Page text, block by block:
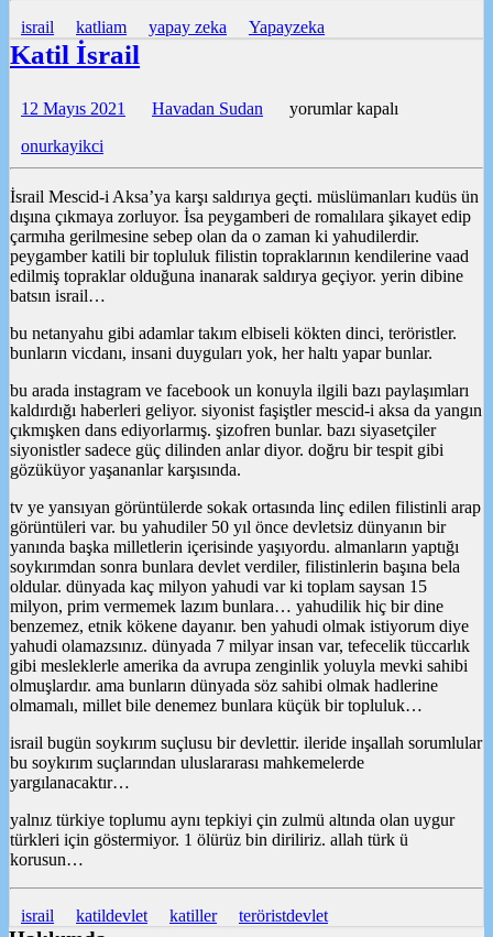
israil katliam yapay zeka Yapayzeka
Katil İsrail
12 Mayıs 2021 Havadan Sudan
Katil
yorumlar kapalı
onurkayikci
İsrail Mescid-i Aksa’ya karşı saldırıya geçti. müslümanları kudüs ün
dışına çıkmaya zorluyor. İsa peygamberi de romalılara şikayet edip
çarmıha gerilmesine sebep olan da o zaman ki yahudilerdir.
peygamber katili bir topluluk filistin topraklarının kendilerine vaad
edilmiş topraklar olduğuna inanarak saldırya geçiyor. yerin dibine
batsın israil…
bu netanyahu gibi adamlar takım elbiseli kökten dinci, teröristler.
bunların vicdanı, insani duyguları yok, her haltı yapar bunlar.
bu arada instagram ve facebook un konuyla ilgili bazı paylaşımları
kaldırdığı haberleri geliyor. siyonist faşiştler mescid-i aksa da yangın
çıkmışken dans ediyorlarmış. şizofren bunlar. bazı siyasetçiler
siyonistler sadece güç dilinden anlar diyor. doğru bir tespit gibi
gözüküyor yaşananlar karşısında.
tv ye yansıyan görüntülerde sokak ortasında linç edilen filistinli arap
görüntüleri var. bu yahudiler 50 yıl önce devletsiz dünyanın bir
yanında başka milletlerin içerisinde yaşıyordu. almanların yaptığı
soykırımdan sonra bunlara devlet verdiler, filistinlerin başına bela
oldular. dünyada kaç milyon yahudi var ki toplam saysan 15
milyon, prim vermemek lazım bunlara… yahudilik hiç bir dine
benzemez, etnik kökene dayanır. ben yahudi olmak istiyorum diye
yahudi olamazsınız. dünyada 7 milyar insan var, tefecelik tüccarlık
gibi mesleklerle amerika da avrupa zenginlik yoluyla mevki sahibi
olmuşlardır. ama bunların dünyada söz sahibi olmak hadlerine
olmamalı, millet bile denemez bunlara küçük bir topluluk…
israil bugün soykırım suçlusu bir devlettir. ileride inşallah sorumlular
bu soykırım suçlarından uluslararası mahkemelerde
yargılanacaktır…
yalnız türkiye toplumu aynı tepkiyi çin zulmü altında olan uygur
türkleri için göstermiyor. 1 ölürüz bin diriliriz. allah türk ü
korusun…
israil katildevlet katiller teröristdevlet